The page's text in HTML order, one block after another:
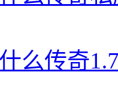
么传奇